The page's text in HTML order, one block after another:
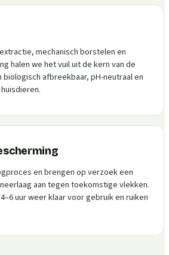
mechanisch borstelen en
halen we het vuil uit de kern van de
afbreekbaar, pH-neutraal en
en brengen op verzoek een
aan tegen toekomstige vlekken.
uur weer klaar voor gebruik en ruiken